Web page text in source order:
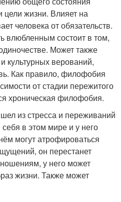
цели жизни. Влияет на
человека от обязательств.
влюбленным состоит в том,
Может также
культурных верований,
Как правило, филофобия
от стадии пережитого
хроническая филофобия.
из стресса и переживаний
в этом мире и у него
могут атрофироваться
он перестанет
у него может
жизни. Также может